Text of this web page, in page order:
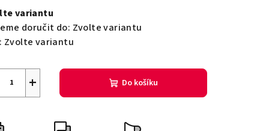
variantu
doručit do: Zvolte variantu
Zvolte variantu
+ Do košíku